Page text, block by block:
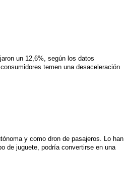
un 12,6%, según los datos
temen una desaceleración
y como dron de pasajeros. Lo han
de juguete, podría convertirse en una